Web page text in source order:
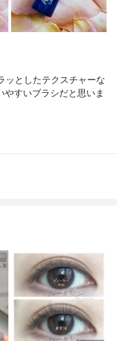
ッとしたテクスチャーな
やすいブラシだと思いま